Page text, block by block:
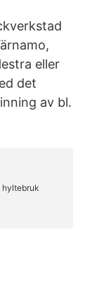
eller
det
av bl.